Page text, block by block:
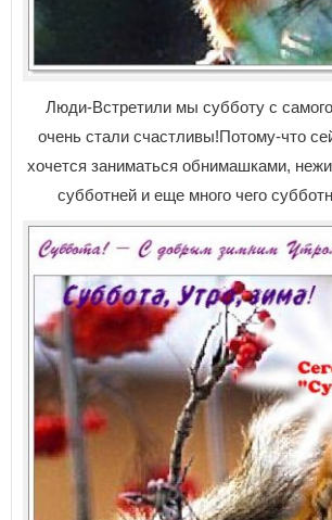
Люди-Встретили мы субботу с самого
очень стали счастливы!Потому-что
хочется заниматься обнимашками,
субботней и еще много чего